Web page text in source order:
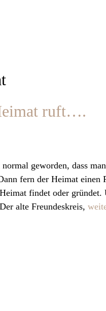
ruft….
geworden, dass
fern der Heimat einen
findet oder
alte Freundeskreis,